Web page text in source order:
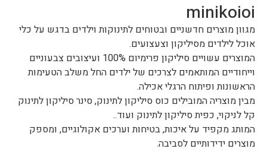
minikoioi
מגוון מוצרים חדשניים ובטוחים לתינוקות וילדים בדגש על כלי
אוכל לילדים מסיליקון וצעצועים.
המוצרים עשויים סיליקון פרימיום 100% ועיצובים צבעוניים
וייחודיים המותאמים לצרכים של ילדים החל משלב הטעימות
הראשונות ופיתוח הרגלי אכילה.
מבין מוצריה המובילים כוס סיליקון לתינוק, סינר סיליקון לתינוק
קל לניקוי, כפית סיליקון לתינוק ועוד..
המותג מקפיד על איכות, בטיחות וערכים אקולוגיים, ומספק
מוצרים ידידותיים לסביבה.